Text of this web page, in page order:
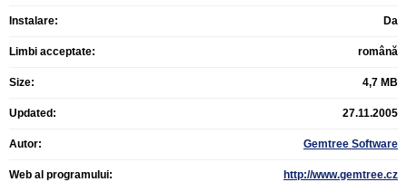
Instalare: Da
Limbi acceptate: română
Size: 4,7 MB
Updated: 27.11.2005
Autor: Gemtree Software
Web al programului: http://www.gemtree.cz